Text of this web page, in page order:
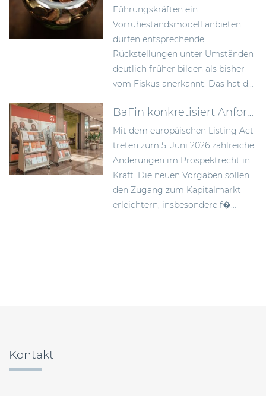
Führungskräften ein
Vorruhestandsmodell anbieten,
dürfen entsprechende
Rückstellungen unter Umständen
deutlich früher bilden als bisher
vom Fiskus anerkannt. Das hat d...
BaFin konkretisiert Anforderungen an Wertpapierprospekte im Zuge des Listing Act
Mit dem europäischen Listing Act
treten zum 5. Juni 2026 zahlreiche
Änderungen im Prospektrecht in
Kraft. Die neuen Vorgaben sollen
den Zugang zum Kapitalmarkt
erleichtern, insbesondere f�...
Kontakt